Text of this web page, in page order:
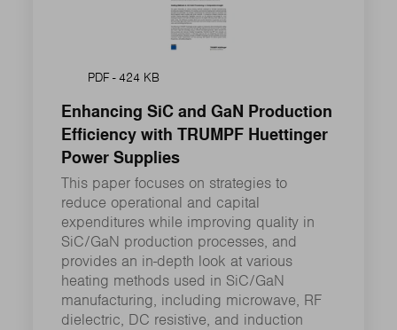
PDF - 424 KB
Enhancing SiC and GaN Production
Efficiency with TRUMPF Huettinger
Power Supplies
This paper focuses on strategies to
reduce operational and capital
expenditures while improving quality in
SiC/GaN production processes, and
provides an in-depth look at various
heating methods used in SiC/GaN
manufacturing, including microwave, RF
dielectric, DC resistive, and induction